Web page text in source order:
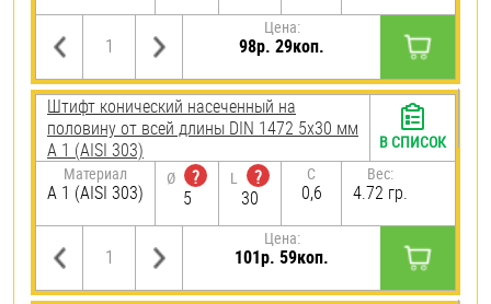
Цена:
98р. 29коп.
Штифт конический насеченный на
половину от всей длины DIN 1472 5х30 мм
А 1 (AISI 303)
Материал
А 1 (AISI 303)
Ø
?
5
L
?
30
C
0,6
Вес:
4.72 гр.
Цена:
101р. 59коп.
В СПИСОК